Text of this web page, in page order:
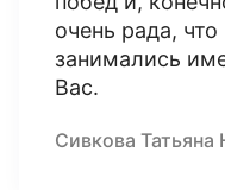
очень рада,
занимались
Вас.
Сивкова Татьяна